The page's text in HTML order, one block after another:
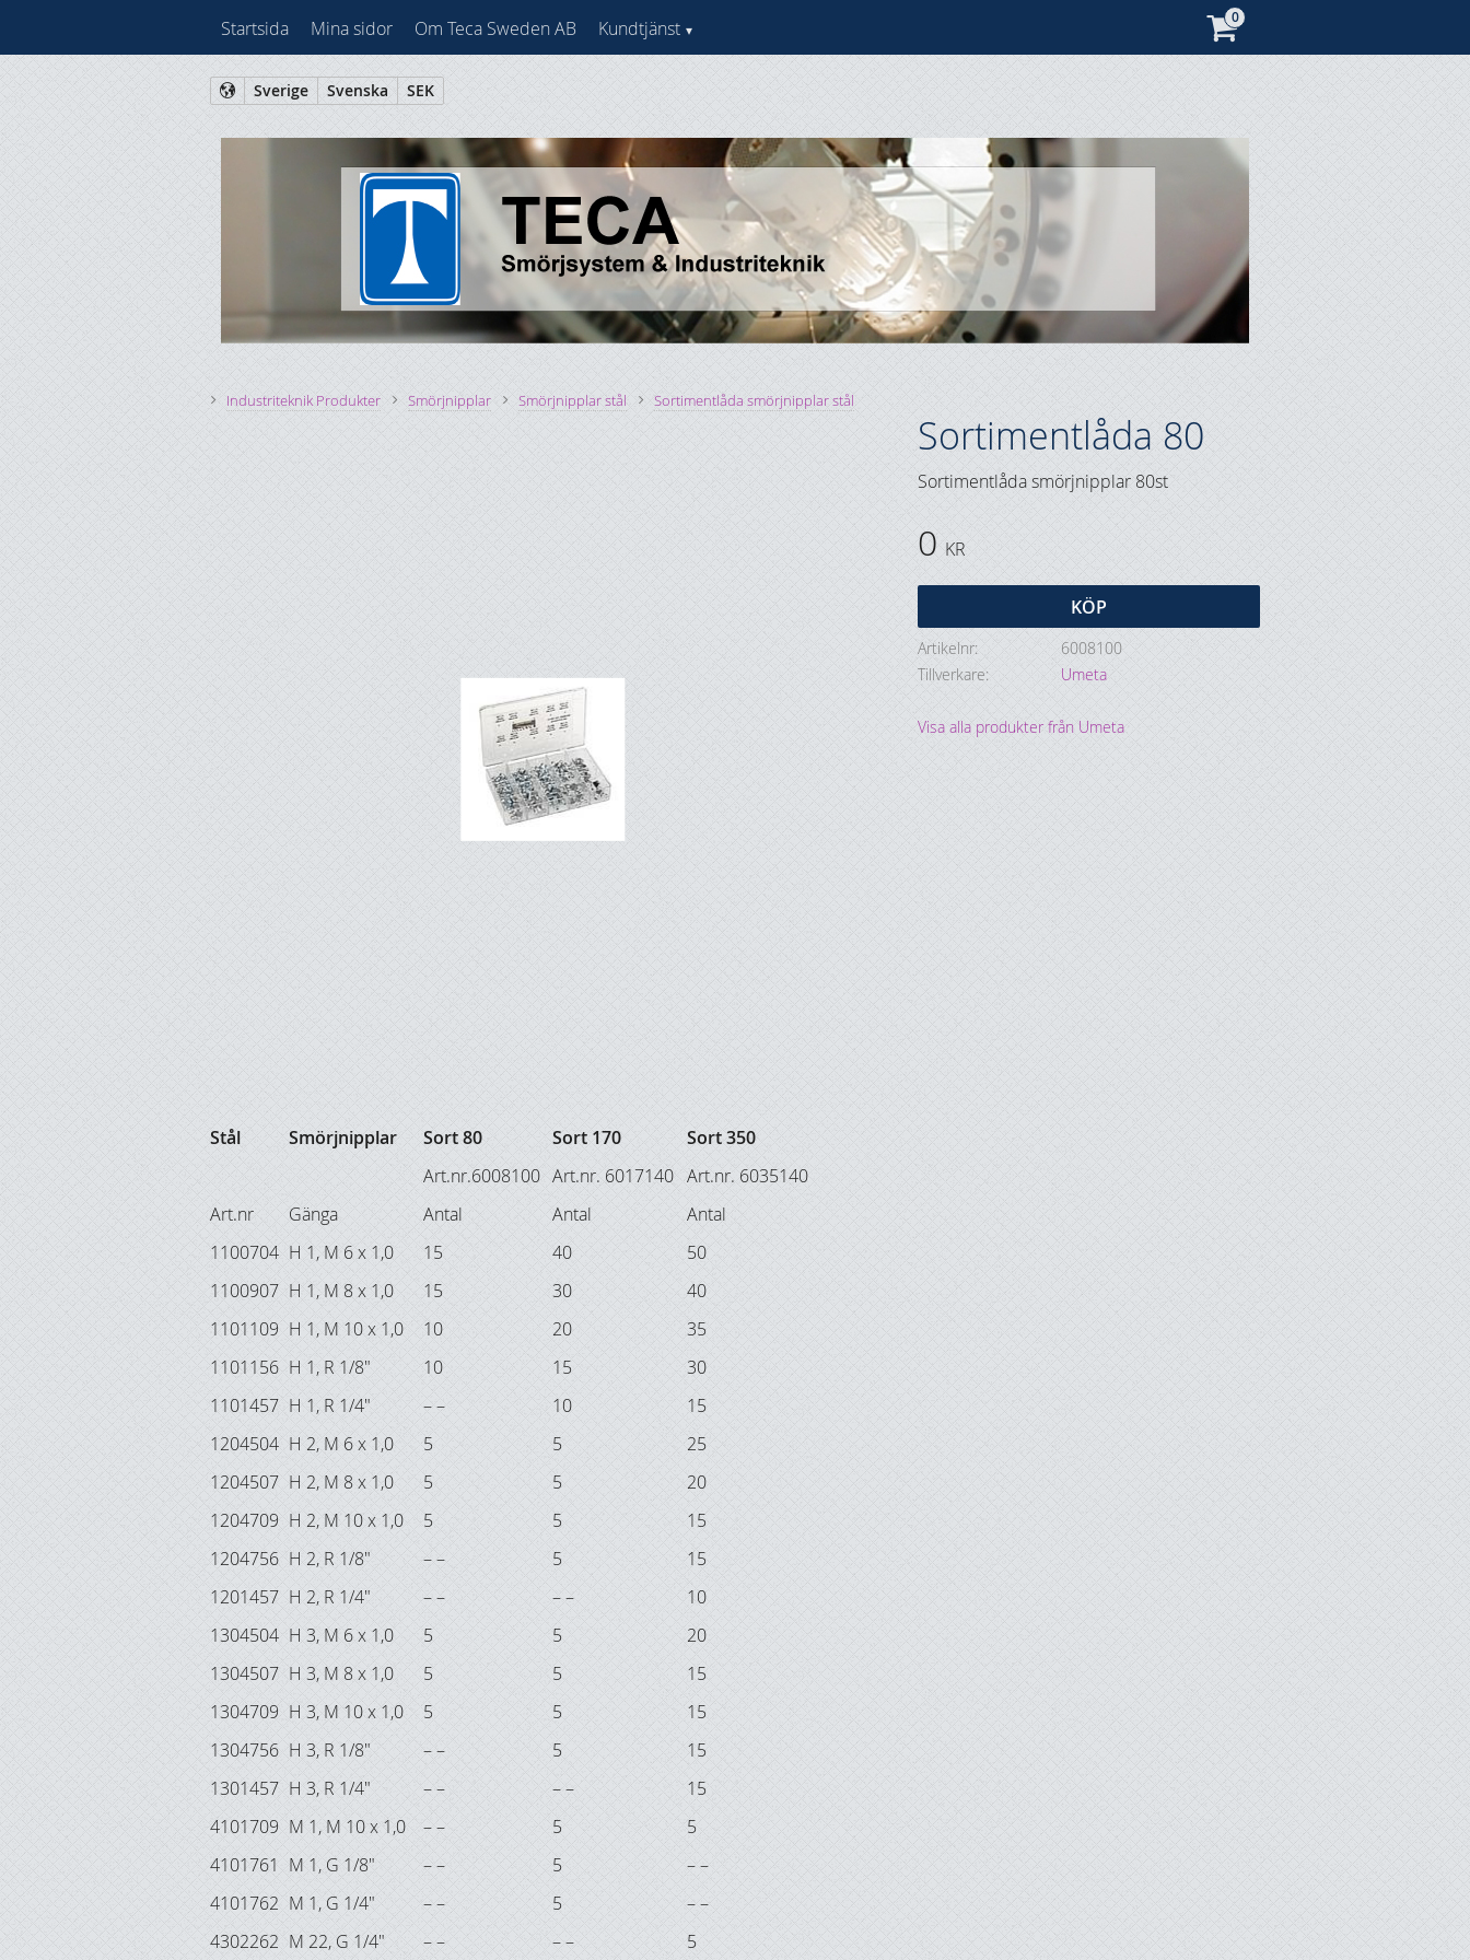
Sverige Svenska SEK
Startsida Mina sidor Om Teca Sweden AB Kundtjänst
Industriteknik Produkter Smörjnipplar Smörjnipplar stål Sortimentlåda smörjnipplar stål
Sortimentlåda 80
Sortimentlåda smörjnipplar 80st
0 KR
KÖP
Artikelnr
6008100
Tillverkare
Umeta
Visa alla produkter från Umeta
Stål Smörjnipplar Sort 80 Sort 170
Sort 350
Art.nr.6008100 Art.nr. 6017140 Art.nr. 6035140
Art.nr
Gänga Antal Antal
Antal
1100704 H 1, M 6 x 1,0 15 40
50
1100907 H 1, M 8 x 1,0 15 30
40
1101109 H 1, M 10 x 1,0 10 20
35
1101156 H 1, R 1/8" 10 15
30
1101457 H 1, R 1/4" – – 10
15
1204504 H 2, M 6 x 1,0 5 5
25
1204507 H 2, M 8 x 1,0 5 5
20
1204709 H 2, M 10 x 1,0 5 5
15
1204756 H 2, R 1/8" – – 5
15
1201457 H 2, R 1/4" – – – –
10
1304504 H 3, M 6 x 1,0 5 5
20
1304507 H 3, M 8 x 1,0 5 5
15
1304709 H 3, M 10 x 1,0 5 5
15
1304756 H 3, R 1/8" – – 5
15
1301457 H 3, R 1/4" – – – –
15
4101709 M 1, M 10 x 1,0 – – 5
5
4101761 M 1, G 1/8" – – 5
– –
4101762 M 1, G 1/4" – – 5
– –
4302262 M 22, G 1/4" – – – – 5